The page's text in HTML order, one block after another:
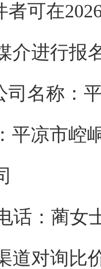
者可在
介进行报
司名称：
平凉市崆
话： 蔺女
道对询比